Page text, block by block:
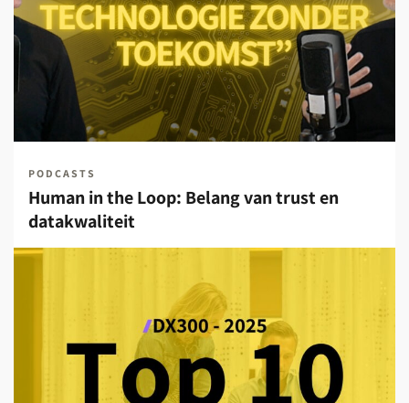
PODCASTS
Human in the Loop: Belang van trust en
datakwaliteit